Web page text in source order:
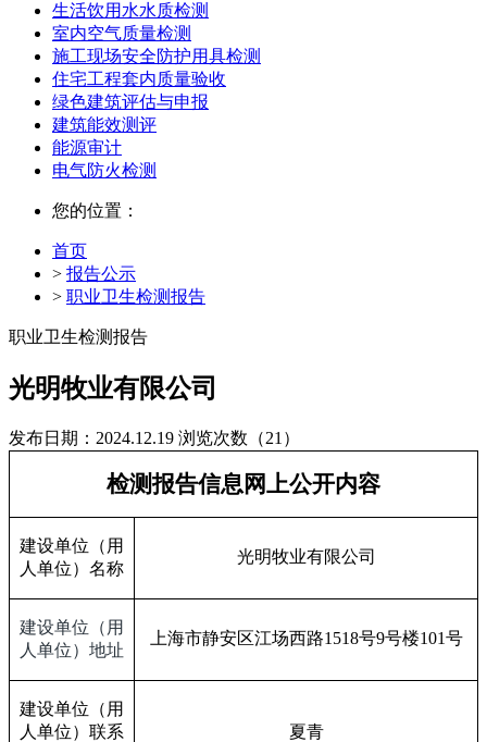
生活饮用水水质检测
室内空气质量检测
施工现场安全防护用具检测
住宅工程套内质量验收
绿色建筑评估与申报
建筑能效测评
能源审计
电气防火检测
您的位置：
首页
> 报告公示
> 职业卫生检测报告
职业卫生检测报告
光明牧业有限公司
发布日期：2024.12.19 浏览次数（21）
检测报告信息网上公开内容
建设单位（用
人单位）名称
光明牧业有限公司
建设单位（用
人单位）地址
上海市静安区江场西路1518号9号楼101号
建设单位（用
人单位）联系
夏青